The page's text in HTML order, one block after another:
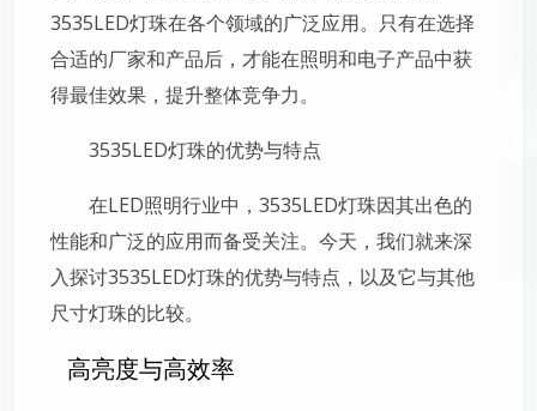
3535LED灯珠在各个领域的广泛应用。只有在选择
合适的厂家和产品后，才能在照明和电子产品中获
得最佳效果，提升整体竞争力。
3535LED灯珠的优势与特点
在LED照明行业中，3535LED灯珠因其出色的
性能和广泛的应用而备受关注。今天，我们就来深
入探讨3535LED灯珠的优势与特点，以及它与其他
尺寸灯珠的比较。
高亮度与高效率